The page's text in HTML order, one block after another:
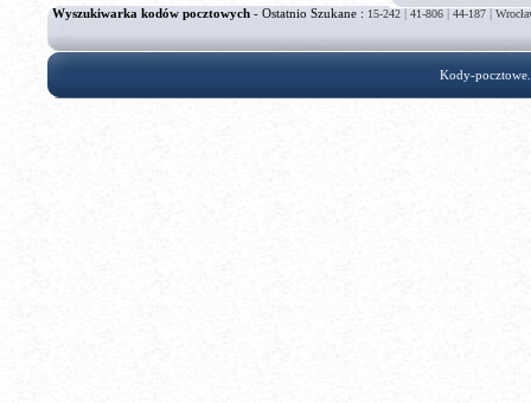
Wyszukiwarka kodów pocztowych - Ostatnio Szukane : 15-242|41-806|44-187|
Kody-